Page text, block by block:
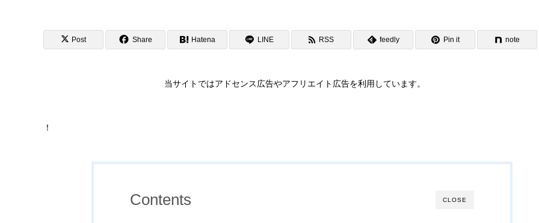
Post Share Hatena LINE RSS feedly Pin it note
当サイトではアドセンス広告やアフリエイト広告を利用しています。
！
CLOSE
Contents